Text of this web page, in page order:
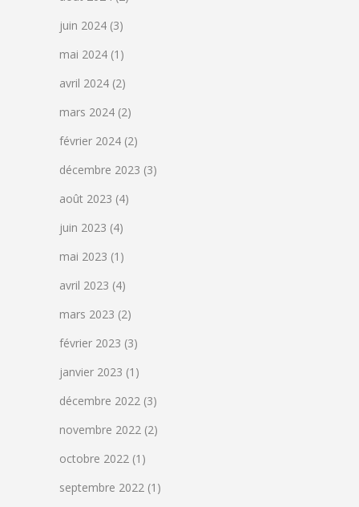
juin 2024 (3)
mai 2024 (1)
avril 2024 (2)
mars 2024 (2)
février 2024 (2)
décembre 2023 (3)
août 2023 (4)
juin 2023 (4)
mai 2023 (1)
avril 2023 (4)
mars 2023 (2)
février 2023 (3)
janvier 2023 (1)
décembre 2022 (3)
novembre 2022 (2)
octobre 2022 (1)
septembre 2022 (1)